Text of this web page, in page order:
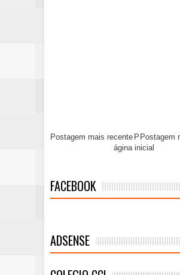
Postagem mais recente Postagem
P
ágina inicial
FACEBOOK
ADSENSE